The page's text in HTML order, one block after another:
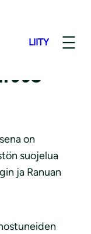
LIITY
on
suojelua
ja Ranuan